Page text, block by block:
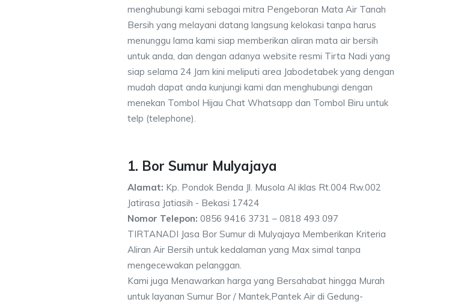
menghubungi kami sebagai mitra Pengeboran Mata Air Tanah
Bersih yang melayani datang langsung kelokasi tanpa harus
menunggu lama kami siap memberikan aliran mata air bersih
untuk anda, dan dengan adanya website resmi Tirta Nadi yang
siap selama 24 Jam kini meliputi area Jabodetabek yang dengan
mudah dapat anda kunjungi kami dan menghubungi dengan
menekan Tombol Hijau Chat Whatsapp dan Tombol Biru untuk
telp (telephone).
1. Bor Sumur Mulyajaya
Alamat: Kp. Pondok Benda Jl. Musola Al iklas Rt.004 Rw.002
Jatirasa Jatiasih - Bekasi 17424
Nomor Telepon: 0856 9416 3731 – 0818 493 097
TIRTANADI Jasa Bor Sumur di Mulyajaya Memberikan Kriteria
Aliran Air Bersih untuk kedalaman yang Max simal tanpa
mengecewakan pelanggan.
Kami juga Menawarkan harga yang Bersahabat hingga Murah
untuk layanan Sumur Bor / Mantek,Pantek Air di Gedung-